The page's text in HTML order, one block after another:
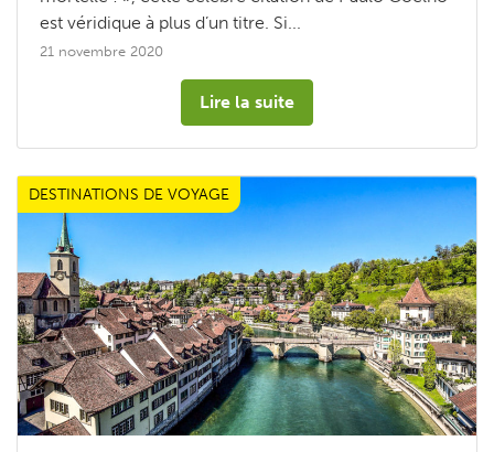
est véridique à plus d’un titre. Si...
21 novembre 2020
Lire la suite
DESTINATIONS DE VOYAGE